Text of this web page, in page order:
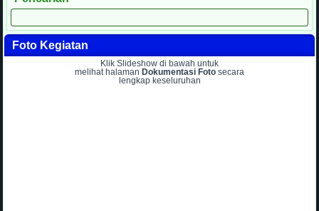
Foto Kegiatan
Klik Slideshow di bawah untuk
melihat halaman Dokumentasi Foto secara
lengkap keseluruhan